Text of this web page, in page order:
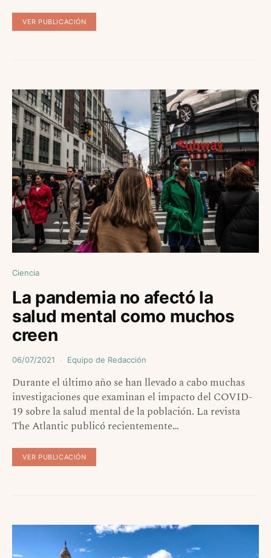
VER PUBLICACIÓN
Ciencia
La pandemia no afectó la
salud mental como muchos
creen
06/07/2021 Equipo de Redacción
Durante el último año se han llevado a cabo muchas
investigaciones que examinan el impacto del COVID-
19 sobre la salud mental de la población. La revista
The Atlantic publicó recientemente…
VER PUBLICACIÓN